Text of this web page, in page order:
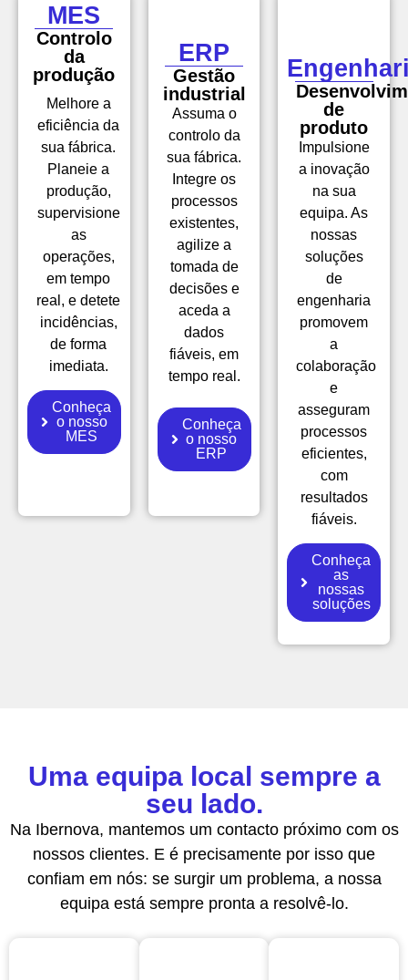
MES
Controlo
da
produção
Melhore a
eficiência da
sua fábrica.
Planeie a
produção,
supervisione
as
operações,
em tempo
real, e detete
incidências,
de forma
imediata.
Conheça
o nosso
MES
ERP
Gestão
industrial
Assuma o
controlo da
sua fábrica.
Integre os
processos
existentes,
agilize a
tomada de
decisões e
aceda a
dados
fiáveis, em
tempo real.
Conheça
o nosso
ERP
de
produto
Impulsione
a inovação
na sua
equipa. As
nossas
soluções
de
engenharia
promovem
a
colaboração
e
asseguram
processos
eficientes,
com
resultados
fiáveis.
Conheça
as
nossas
soluções
Uma equipa local sempre a
seu lado.
Na Ibernova, mantemos um contacto próximo com os
nossos clientes. E é precisamente por isso que
confiam em nós: se surgir um problema, a nossa
equipa está sempre pronta a resolvê-lo.